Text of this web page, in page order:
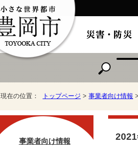
現在の位置： トップページ > 事業者向け情報 >
事業者向け情報